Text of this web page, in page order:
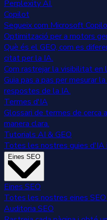
Perplexity AI.
Copilot
Segueix com Microsoft
Optimització per a motors
Què és el GEO, com es
citat per la IA.
Com rastrejar la visibilitat en
Guia pas a pas per mesurar
respostes de la IA.
Termes d'IA
Glossari de termes de cerca
manera clara.
Tutorials AI & GEO
Totes les nostres guies d'IA
Eines SEO
Eines SEO
Totes les nostres eines
Auditoria SEO